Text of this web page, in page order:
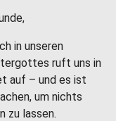
in unseren
ruft uns in
auf – und es ist
um nichts
zu lassen.